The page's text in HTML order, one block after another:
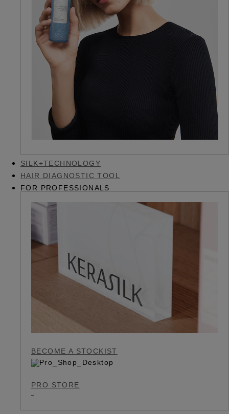
SILK+TECHNOLOGY
HAIR DIAGNOSTIC TOOL
FOR PROFESSIONALS
BECOME A STOCKIST
PRO STORE